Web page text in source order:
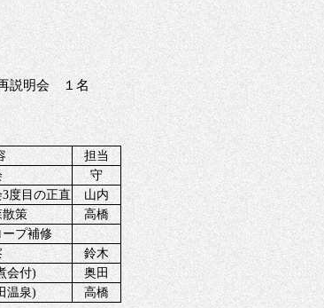
説明会 １名
担当
守
3度目の正直
山内
散策
高橋
プ補修
鈴木
会付)
奥田
温泉) 高橋